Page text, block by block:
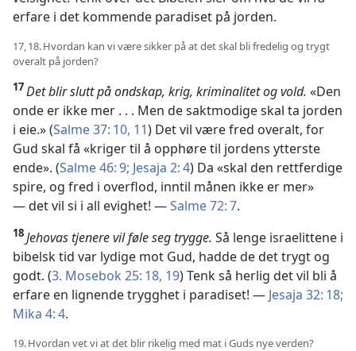
erfare i det kommende paradiset på jorden.
17, 18. Hvordan kan vi være sikker på at det skal bli fredelig og trygt
overalt på jorden?
17Det blir slutt på ondskap, krig, kriminalitet og vold. «Den
onde er ikke mer . . . Men de saktmodige skal ta jorden
i eie.» (Salme 37: 10, 11) Det vil være fred overalt, for
Gud skal få «kriger til å opphøre til jordens ytterste
ende». (Salme 46: 9; Jesaja 2: 4) Da «skal den rettferdige
spire, og fred i overflod, inntil månen ikke er mer»
— det vil si i all evighet! —Salme 72: 7.
18Jehovas tjenere vil føle seg trygge. Så lenge israelittene i
bibelsk tid var lydige mot Gud, hadde de det trygt og
godt. (3. Mosebok 25: 18, 19) Tenk så herlig det vil bli å
erfare en lignende trygghet i paradiset! — Jesaja 32: 18;
Mika 4: 4.
19. Hvordan vet vi at det blir rikelig med mat i Guds nye verden?